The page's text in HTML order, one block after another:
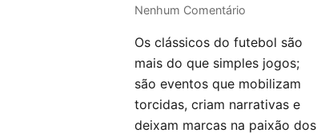
Nenhum Comentário
Os clássicos do futebol são
mais do que simples jogos;
são eventos que mobilizam
torcidas, criam narrativas e
deixam marcas na paixão dos